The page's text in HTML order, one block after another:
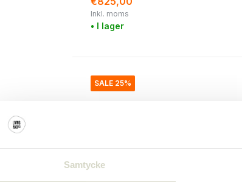
Samtycke
Inkl. moms
• I lager
SALE 25%